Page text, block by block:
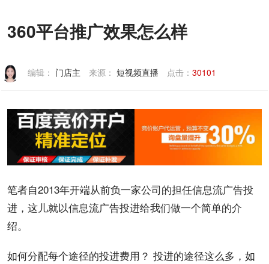
联系我们
360平台推广效果怎么样
编辑： 门店主 来源： 短视频直播 点击： 30101
笔者自2013年开端从前负一家公司的担任信息流广告投
进，这儿就以信息流广告投进给我们做一个简单的介
绍。
如何分配每个途径的投进费用 ？ 投进的途径这么多，如